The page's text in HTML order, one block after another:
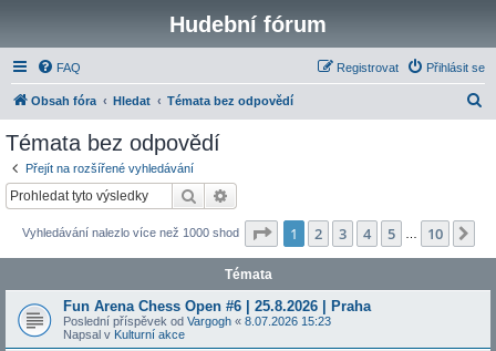
Hudební fórum
FAQ Přihlásit se
Registrovat
Obsah fóra Hledat Témata bez odpovědí
Témata bez odpovědí
Přejít na rozšířené vyhledávání
Hledat
Vyhledávání nalezlo více než 1000 shod Stránka z 10
1 2 3 4 5 10
Témata
Fun Arena Chess Open #6 | 25.8.2026 | Praha
Poslední příspěvek od Vargogh « 8.07.2026 15:23
Napsal v Kulturní akce